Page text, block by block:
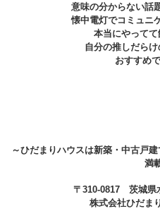
意味の分からない話
懐中電灯でコミュニ
本当にやって
自分の推しだら
おすすめ
～ひだまりハウスは新築・中古戸
満
〒310-0817 茨城県
株式会社ひだま